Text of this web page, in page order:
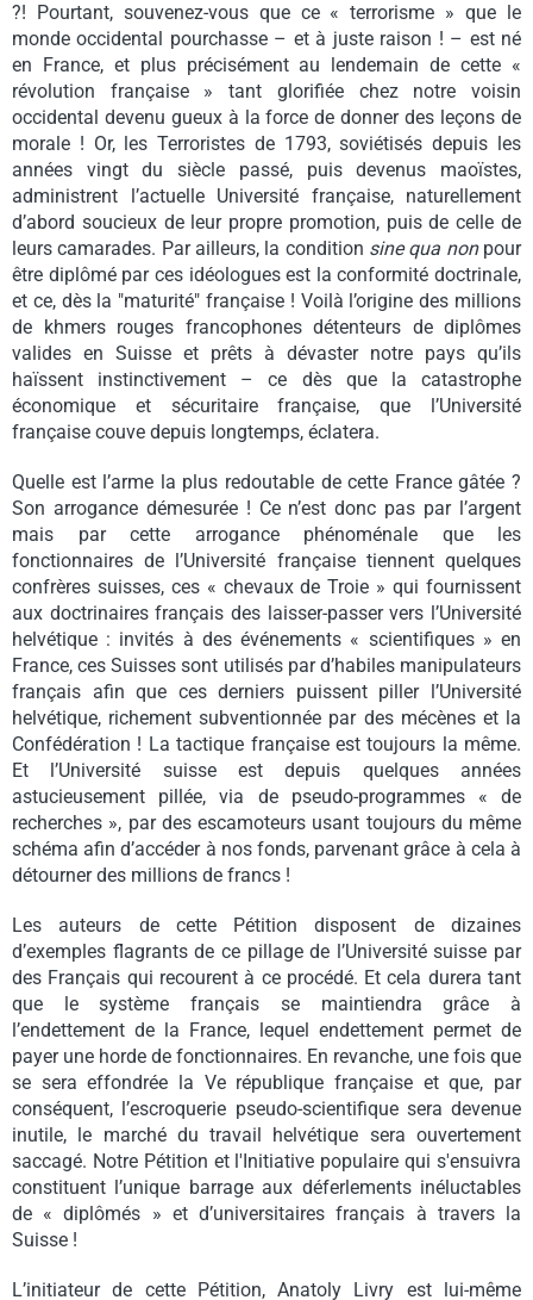
?! Pourtant, souvenez-vous que ce « terrorisme » que le
monde occidental pourchasse – et à juste raison ! – est né
en France, et plus précisément au lendemain de cette «
révolution française » tant glorifiée chez notre voisin
occidental devenu gueux à la force de donner des leçons de
morale ! Or, les Terroristes de 1793, soviétisés depuis les
années vingt du siècle passé, puis devenus maoïstes,
administrent l’actuelle Université française, naturellement
d’abord soucieux de leur propre promotion, puis de celle de
leurs camarades. Par ailleurs, la condition sine qua nonpour
être diplômé par ces idéologues est la conformité doctrinale,
et ce, dès la "maturité" française ! Voilà l’origine des millions
de khmers rouges francophones détenteurs de diplômes
valides en Suisse et prêts à dévaster notre pays qu’ils
haïssent instinctivement – ce dès que la catastrophe
économique et sécuritaire française, que l’Université
française couve depuis longtemps, éclatera.
Quelle est l’arme la plus redoutable de cette France gâtée ?
Son arrogance démesurée ! Ce n’est donc pas par l’argent
mais par cette arrogance phénoménale que les
fonctionnaires de l’Université française tiennent quelques
confrères suisses, ces « chevaux de Troie » qui fournissent
aux doctrinaires français des laisser-passer vers l’Université
helvétique : invités à des événements « scientifiques » en
France, ces Suisses sont utilisés par d’habiles manipulateurs
français afin que ces derniers puissent piller l’Université
helvétique, richement subventionnée par des mécènes et la
Confédération ! La tactique française est toujours la même.
Et l’Université suisse est depuis quelques années
astucieusement pillée, via de pseudo-programmes « de
recherches », par des escamoteurs usant toujours du même
schéma afin d’accéder à nos fonds, parvenant grâce à cela à
détourner des millions de francs !
Les auteurs de cette Pétition disposent de dizaines
d’exemples flagrants de ce pillage de l’Université suisse par
des Français qui recourent à ce procédé. Et cela durera tant
que le système français se maintiendra grâce à
l’endettement de la France, lequel endettement permet de
payer une horde de fonctionnaires. En revanche, une fois que
se sera effondrée la Ve république française et que, par
conséquent, l’escroquerie pseudo-scientifique sera devenue
inutile, le marché du travail helvétique sera ouvertement
saccagé. Notre Pétition et l'Initiative populaire qui s'ensuivra
constituent l’unique barrage aux déferlements inéluctables
de « diplômés » et d’universitaires français à travers la
Suisse !
L’initiateur de cette Pétition, Anatoly Livry est lui-même